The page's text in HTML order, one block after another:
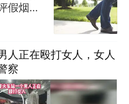
假烟假
人正在殴打女人，女人
察